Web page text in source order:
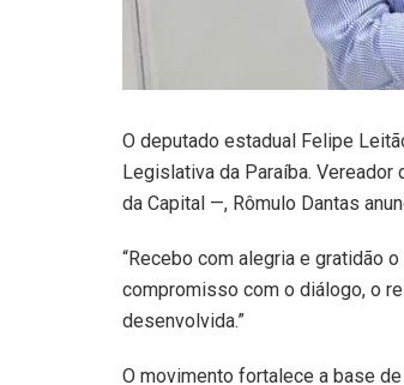
O deputado estadual Felipe
Legislativa da Paraíba.
da Capital —, Rômulo Dantas
“Recebo com alegria e gratidão
compromisso com o diálogo, o
desenvolvida.”
O movimento fortalece a base